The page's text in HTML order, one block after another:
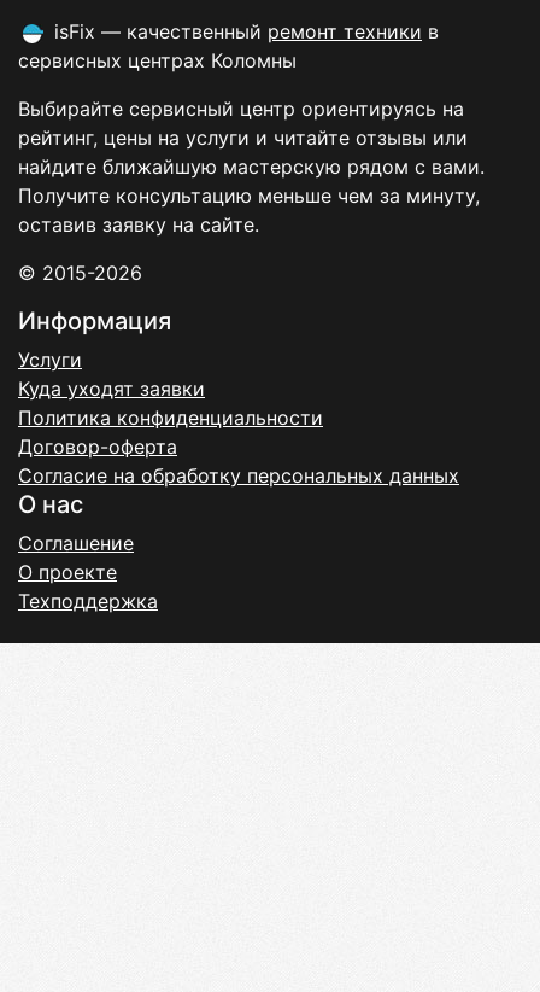
isFix — качественный ремонт техники в
сервисных центрах Коломны
Выбирайте сервисный центр ориентируясь на
рейтинг, цены на услуги и читайте отзывы или
найдите ближайшую мастерскую рядом с вами.
Получите консультацию меньше чем за минуту,
оставив заявку на сайте.
© 2015-2026
Информация
Услуги
Куда уходят заявки
Политика конфиденциальности
Договор-оферта
Согласие на обработку персональных данных
О нас
Соглашение
О проекте
Техподдержка